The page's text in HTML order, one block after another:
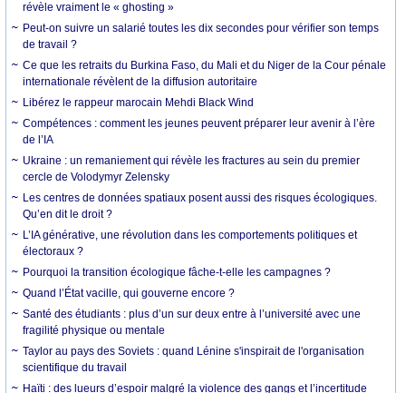
révèle vraiment le « ghosting »
Peut-on suivre un salarié toutes les dix secondes pour vérifier son temps
de travail ?
Ce que les retraits du Burkina Faso, du Mali et du Niger de la Cour pénale
internationale révèlent de la diffusion autoritaire
Libérez le rappeur marocain Mehdi Black Wind
Compétences : comment les jeunes peuvent préparer leur avenir à l’ère
de l’IA
Ukraine : un remaniement qui révèle les fractures au sein du premier
cercle de Volodymyr Zelensky
Les centres de données spatiaux posent aussi des risques écologiques.
Qu’en dit le droit ?
L’IA générative, une révolution dans les comportements politiques et
électoraux ?
Pourquoi la transition écologique fâche-t-elle les campagnes ?
Quand l’État vacille, qui gouverne encore ?
Santé des étudiants : plus d’un sur deux entre à l’université avec une
fragilité physique ou mentale
Taylor au pays des Soviets : quand Lénine s'inspirait de l'organisation
scientifique du travail
Haïti : des lueurs d’espoir malgré la violence des gangs et l’incertitude